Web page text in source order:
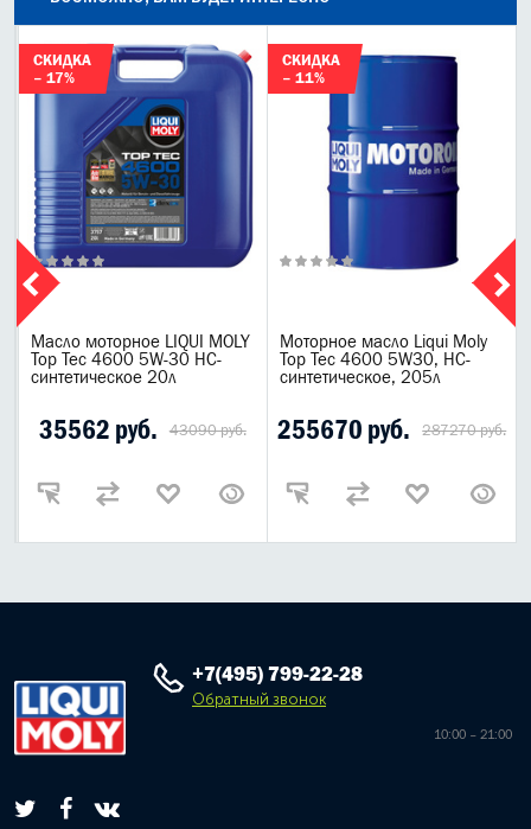
СКИДКА
– 17%
Масло моторное LIQUI MOLY
Top Tec 4600 5W-30 НС-
синтетическое 20л
35562 руб. 43090 руб.
СКИДКА
– 11%
Моторное масло Liqui Moly
Top Tec 4600 5W30, НС-
синтетическое, 205л
255670 руб. 287270 руб.
+7(495) 799-22-28
Обратный звонок
10:00 – 21:00